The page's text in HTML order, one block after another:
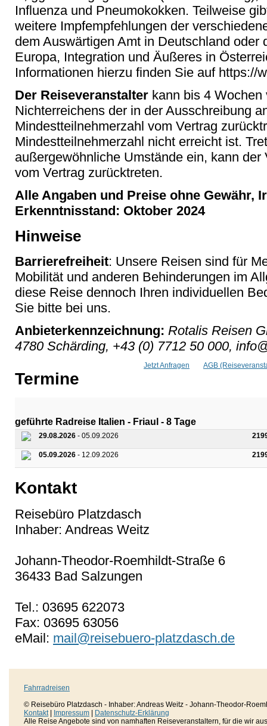
Influenza und Pneumokokken. Teilweise
weitere Impfempfehlungen der
dem Auswärtigen Amt in Deutschland oder
Europa, Integration und Äußeres in
Informationen hierzu finden Sie auf https://
Der Reiseveranstalter kann bis 4
Nichterreichens der in der Ausschreibung
Mindestteilnehmerzahl vom Vertrag
Mindestteilnehmerzahl nicht erreicht ist.
außergewöhnliche Umstände ein, kann
vom Vertrag zurücktreten.
Alle Angaben und Preise ohne Gewähr,
Erkenntnisstand: Oktober 2024
Hinweise
Barrierefreiheit: Unsere Reisen sind für
Mobilität und anderen Behinderungen im
diese Reise dennoch Ihren individuellen
Sie bitte bei uns.
Anbieterkennzeichnung: Rotalis Reisen
4780 Schärding, +43 (0) 7712 50 000,
Jetzt Anfragen AGB
Termine
geführte Radreise Italien - Friaul - 8 Tage
29.08.2026 - 05.09.2026
05.09.2026 - 12.09.2026
Kontakt
Reisebüro Platzdasch
Inhaber: Andreas Weitz
Johann-Theodor-Roemhildt-Straße 6
36433 Bad Salzungen
Tel.: 03695 622073
Fax: 03695 63056
eMail: mail@reisebuero-platzdasch.de
Fahrradreisen
© Reisebüro Platzdasch - Inhaber: Andreas Weitz - Johann-Theodor-
Kontakt| Impressum
Datenschutz-Erklärung
Alle Reise Angebote sind von namhaften Reiseveranstaltern, für die wir